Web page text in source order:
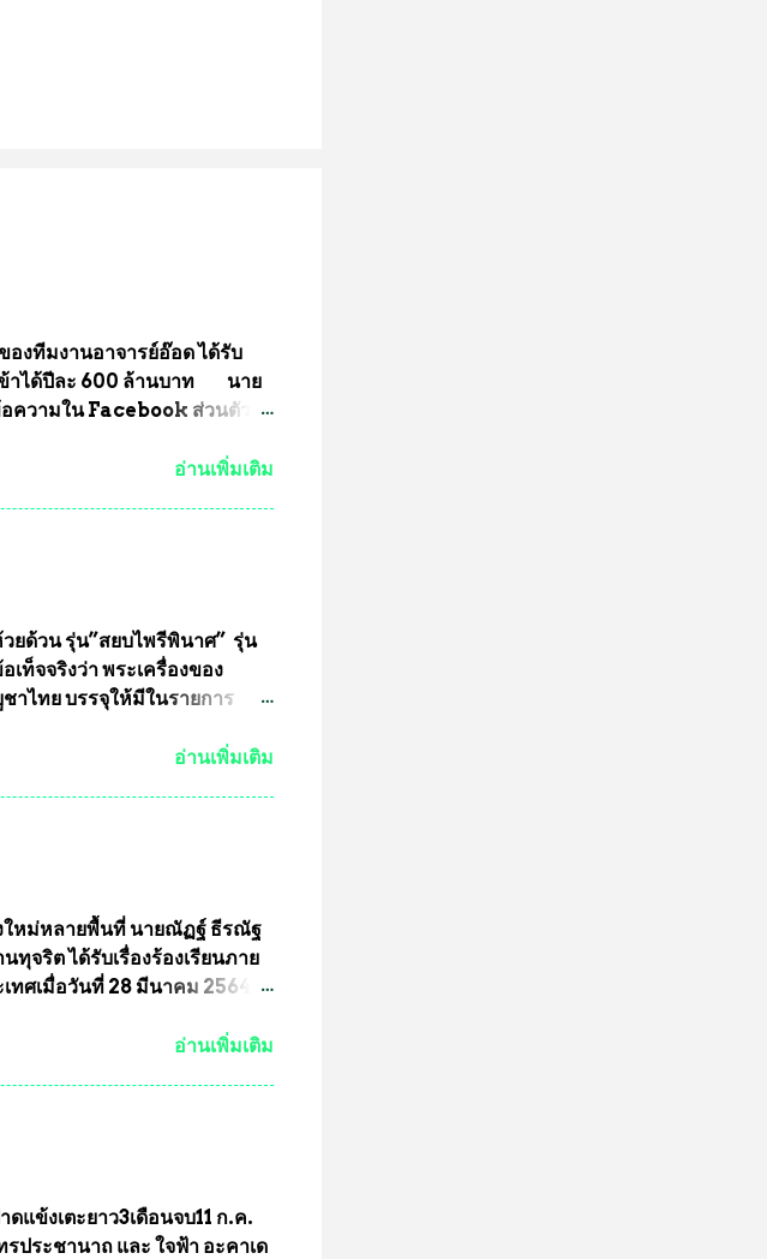
งทีมงานอาจารย์อ๊อด ได้รับ
ข้าได้ปีละ 600 ล้านบาท นาย
ความใน Facebook ส่วนตัว
ลิตได้ในประเทศไทย จะทำให้
ากหน้ากากป้องกันสารพิษทาง
เด็ดขาด และสามารถผลิต
วามและทีมงา...
อ่านเพิ่มเติม
ยด้วน รุ่น”สยบไพรีพินาศ” รุ่น
ท็จจริงว่า พระเครื่องของ
าไทย บรรจุให้มีในรายการ
านั้นที่อยู่ในรายการประกวด
องหลวงพ่อพัฒน์ ให้มีการ
างรุ่นเช่นกัน เนื่องจากพระ
พระทุกองค์จะต้องตอกโค๊ต
ด หมายเลข) 2.)ต้องมีการ
นวนเท่าไหร่ (เพื่อป้องกันการปั๊ม
อ่านเพิ่มเติม
ใหม่หลายพื้นที่ นายณัฏฐ์ ธีรณัฐ
จริต ได้รับเรื่องร้องเรียนภาย
ทศเมื่อวันที่ 28 มีนาคม 2564 ที่
ดเผยว่า “ยกตัวอย่างในเขต
ะเข้าหารือกับเลขาธิการคณะ
งหาข้อเท็จจริง เร่งให้มีคำ
ละต่อต้านทุจริต กล่าวต่ออีกว่า
งภาคเหนือ ต้องส่งเสริมให้ผู้นำ
อ่านเพิ่มเติม
แข้งเตะยาว3เดือนจบ11 ก.ค.
ระชานาถ และ ใจฟ้า อะคาเด